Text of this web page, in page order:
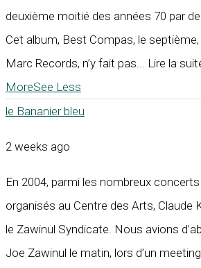
deuxième moitié des années 70 par
Cet album, Best Compas, le
Marc Records, n’y fait pas... Lire la
MoreSee Less
le Bananier bleu
2 weeks ago
En 2004, parmi les nombreux
organisés au Centre des Arts, Claude
le Zawinul Syndicate. Nous avions
Joe Zawinul le matin, lors d’un